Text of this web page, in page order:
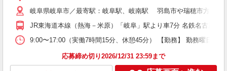
岐阜県岐阜市／最寄駅：岐阜駅、岐南駅 羽島市や瑞穂市方面
JR東海道本線（熱海－米原）「岐阜」駅より車7分 名鉄名古屋本
9:00〜17:00（実働7時間15分、休憩45分） 【勤務】 勤務曜日：
応募締め切り2026/12/31 23:59まで